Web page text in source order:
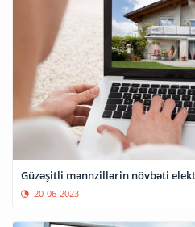
Güzəşitli mənnzillərin növbəti
20-06-2023